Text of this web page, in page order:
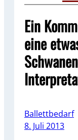
Ein
eine
Ballettbedarf
8. Juli 2013